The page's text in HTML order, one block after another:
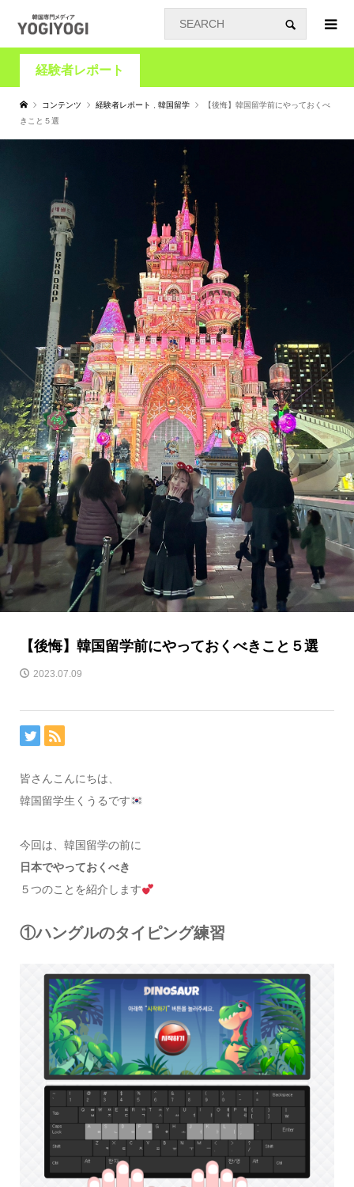
経験者レポート
コンテンツ 経験者レポート 韓国留学
【後悔】韓国留学前にやっておくべ
きこと５選
【後悔】韓国留学前にやっておくべきこと５選
2023.07.09
皆さんこんにちは、
韓国留学生くうるです
今回は、韓国留学の前に
日本でやっておくべき
５つのことを紹介します
①ハングルのタイピング練習